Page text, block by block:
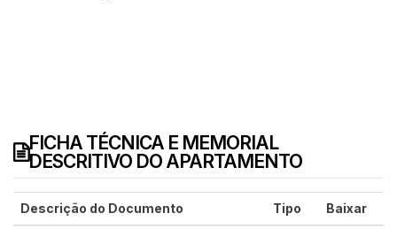
FICHA TÉCNICA E MEMORIAL
DESCRITIVO DO APARTAMENTO
Descrição do Documento Tipo Baixar